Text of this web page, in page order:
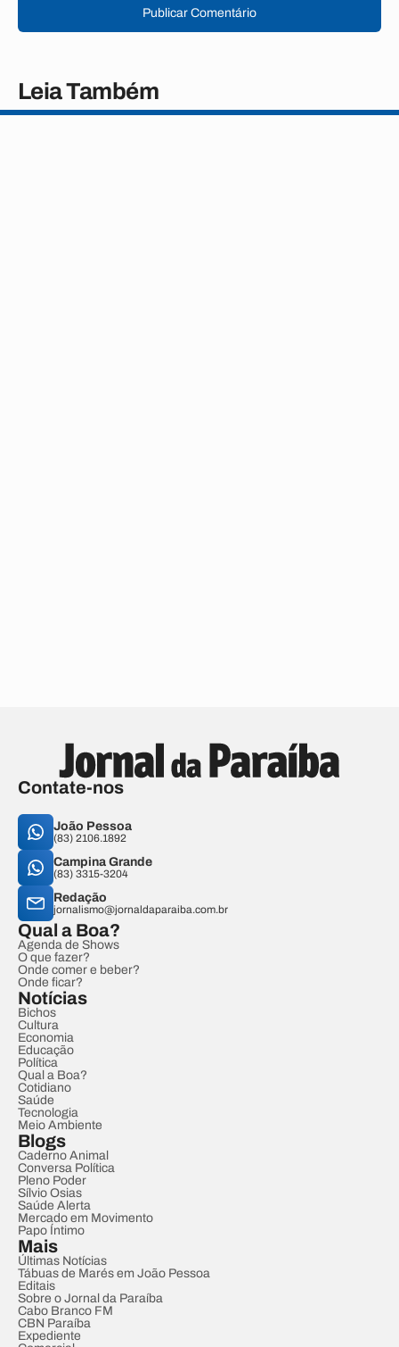
Publicar Comentário
Leia Também
Contate-nos
João Pessoa
(83) 2106.1892
Campina Grande
(83) 3315-3204
Redação
jornalismo@jornaldaparaiba.com.br
Qual a Boa?
Agenda de Shows
O que fazer?
Onde comer e beber?
Onde ficar?
Notícias
Bichos
Cultura
Economia
Educação
Política
Qual a Boa?
Cotidiano
Saúde
Tecnologia
Meio Ambiente
Blogs
Caderno Animal
Conversa Política
Pleno Poder
Sílvio Osias
Saúde Alerta
Mercado em Movimento
Papo Íntimo
Mais
Últimas Notícias
Tábuas de Marés em João Pessoa
Editais
Sobre o Jornal da Paraíba
Cabo Branco FM
CBN Paraíba
Expediente